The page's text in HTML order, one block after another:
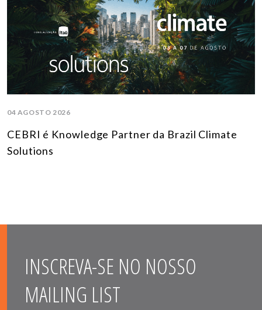
04 AGOSTO 2026
CEBRI é Knowledge Partner da Brazil Climate
Solutions
INSCREVA-SE NO NOSSO
MAILING LIST